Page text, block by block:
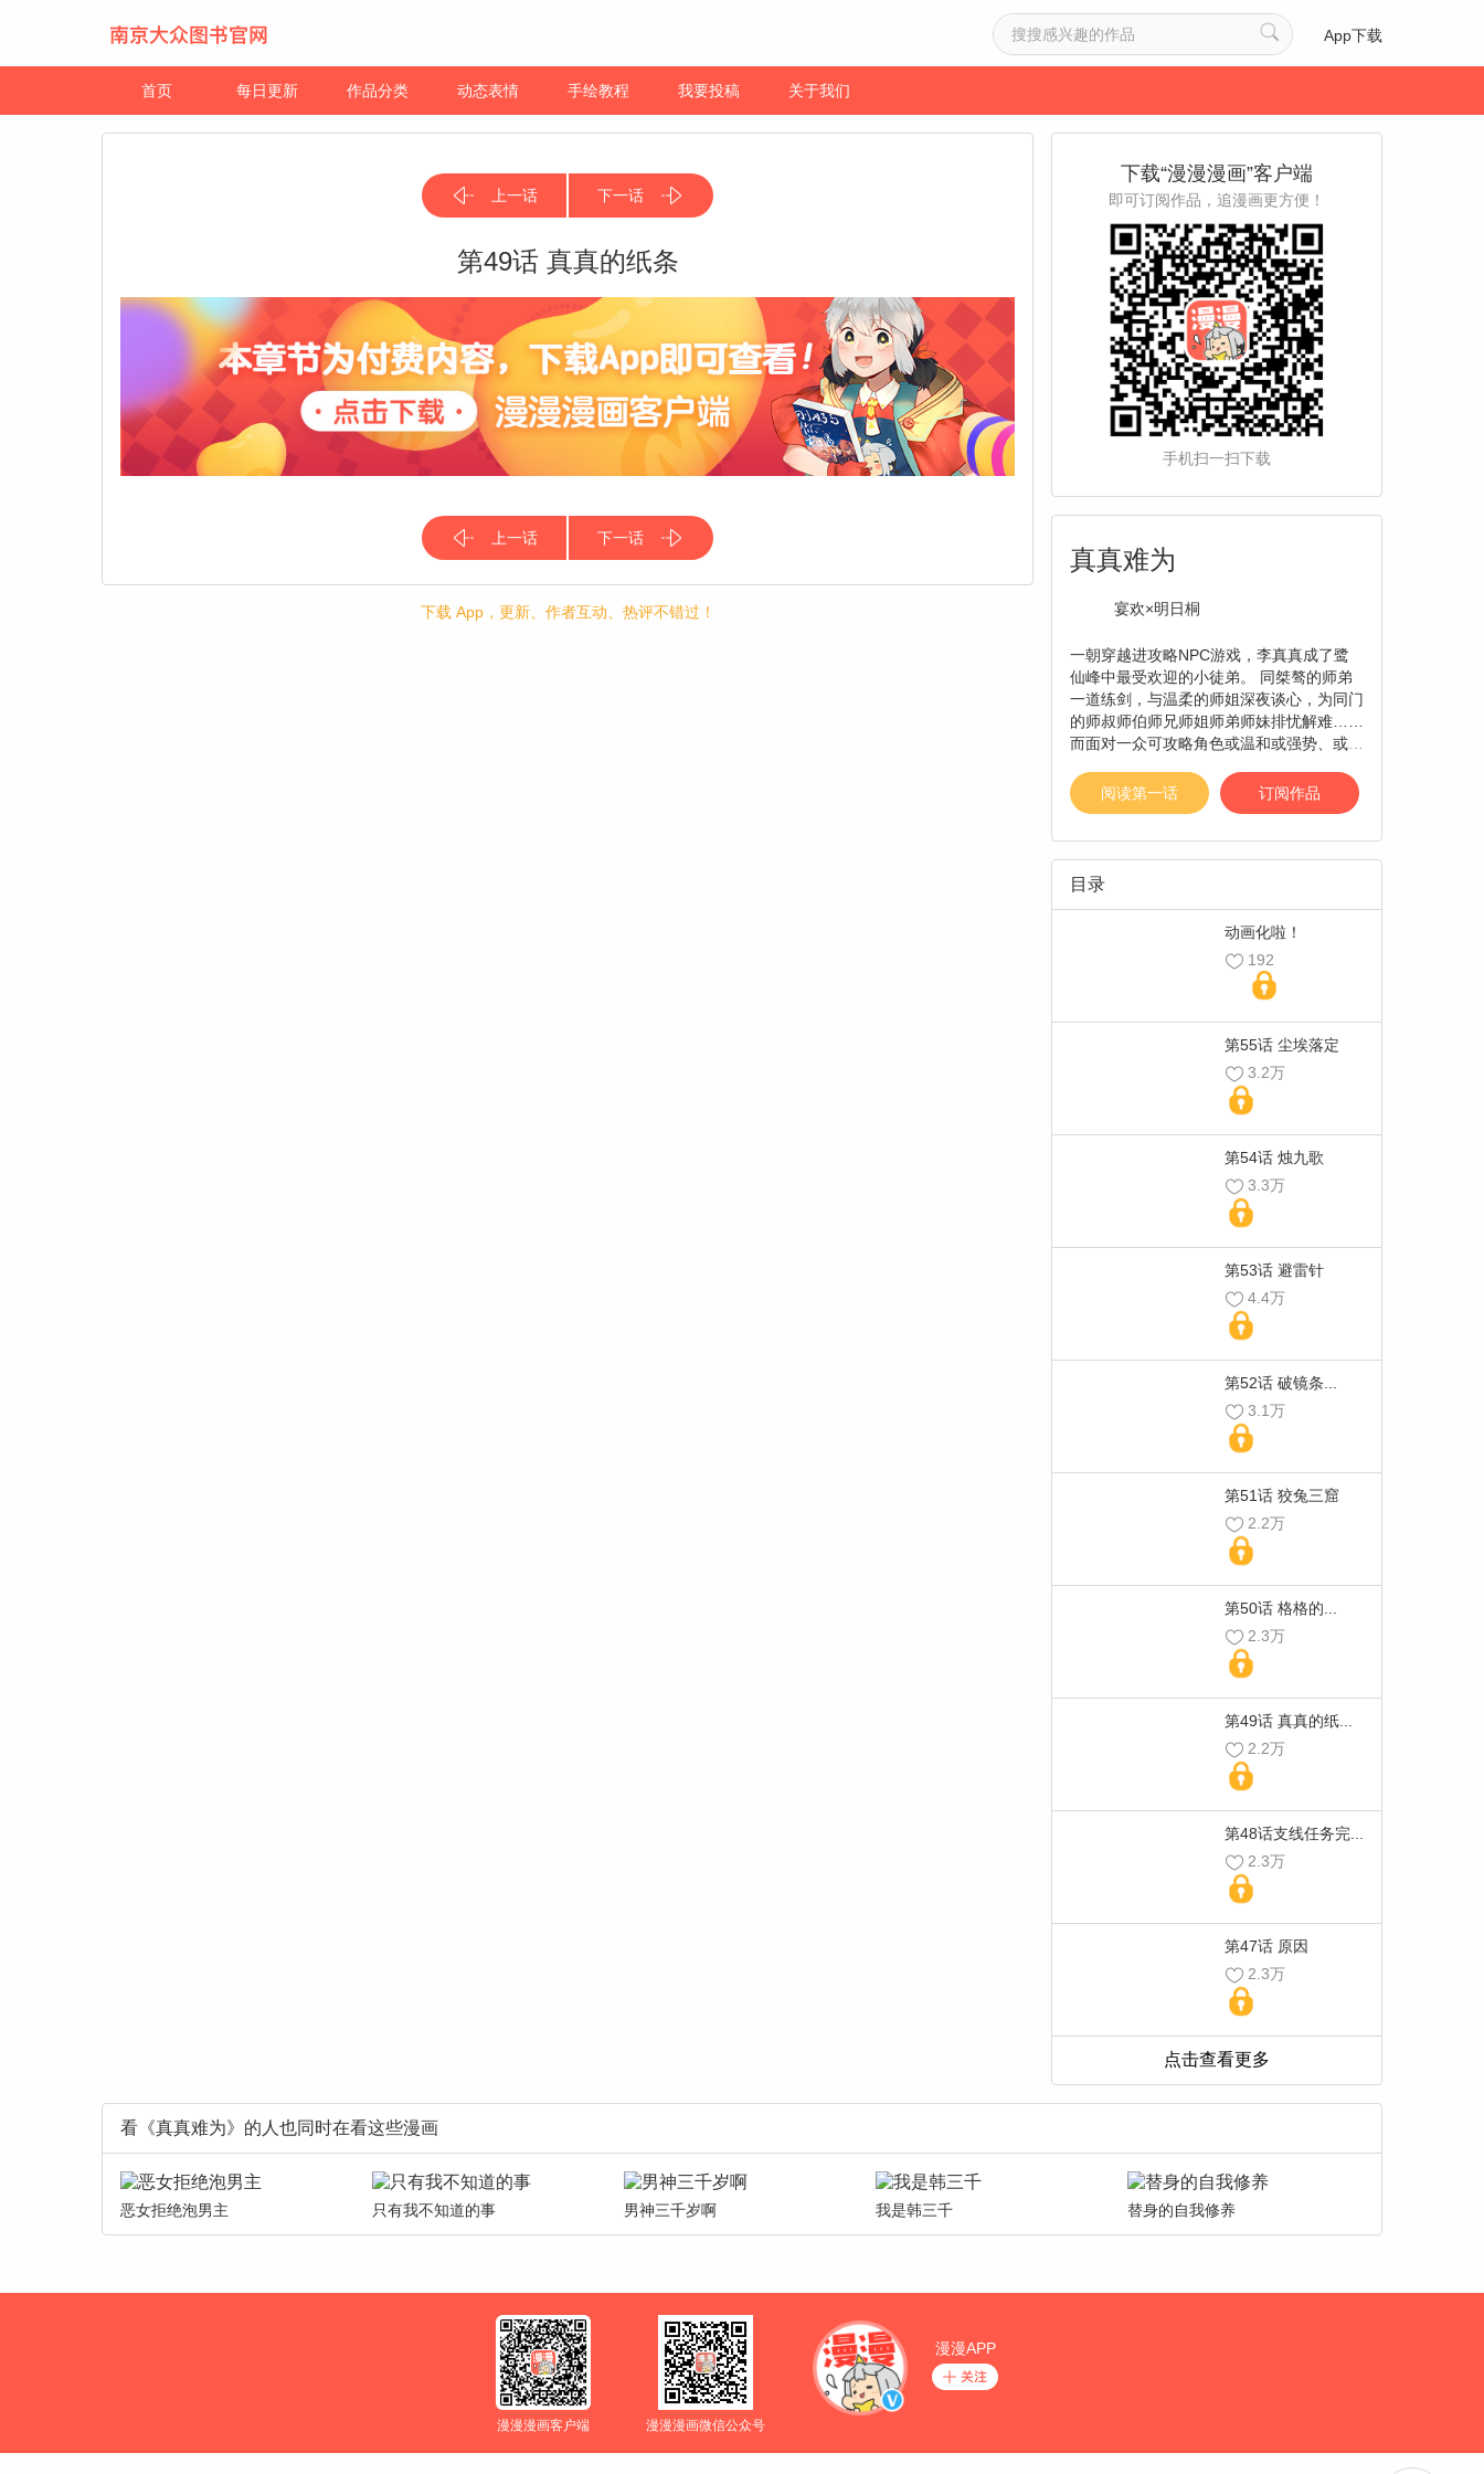
App下载
首页 每日更新 作品分类 动态表情 手绘教程 我要投稿 关于我们
上一话 下一话
第49话 真真的纸条
上一话 下一话
下载 App，更新、作者互动、热评不错过！
下载“漫漫漫画”客户端
即可订阅作品，追漫画更方便！
手机扫一扫下载
真真难为
宴欢×明日桐
一朝穿越进攻略NPC游戏，李真真成了鹭
仙峰中最受欢迎的小徒弟。 同桀骜的师弟
一道练剑，与温柔的师姐深夜谈心，为同门
的师叔师伯师兄师姐师弟师妹排忧解难……
而面对一众可攻略角色或温和或强势、或含
吭哧吭哧刷好感。 但万万没有想到，好感
度刷过头的后果竟然这么严重……！【责
阅读第一话 订阅作品
目录
动画化啦！
192
第55话 尘埃落定
3.2万
第54话 烛九歌
3.3万
第53话 避雷针
4.4万
第52话 破镜条...
3.1万
第51话 狡兔三窟
2.2万
第50话 格格的...
2.3万
第49话 真真的纸...
2.2万
第48话支线任务完...
2.3万
第47话 原因
2.3万
看《真真难为》的人也同时在看这些漫画
恶女拒绝泡男主 只有我不知道的事 男神三千岁啊 我是韩三千 替身的自我修养
漫漫漫画客户端 漫漫漫画微信公众号
漫漫APP